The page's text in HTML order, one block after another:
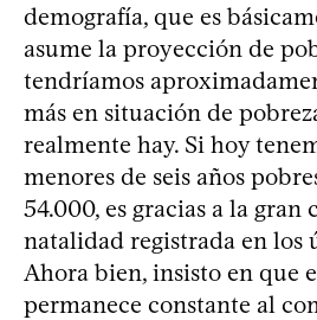
demografía, que es
asume la proyección de
tendríamos
más en situación de
realmente hay. Si hoy
menores de seis años
54.000, es gracias a la gran
natalidad registrada en los
Ahora bien, insisto en que
permanece constante al